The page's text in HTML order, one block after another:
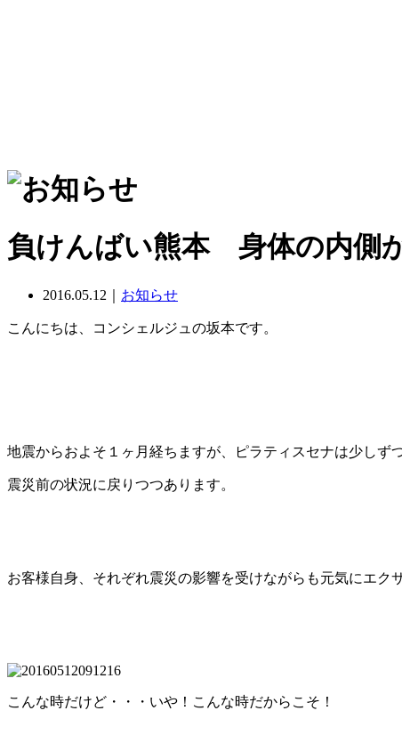
負けんばい熊本 身体の内側
2016.05.12｜ お知らせ
こんにちは、コンシェルジュの坂本です。
地震からおよそ１ヶ月経ちますが、ピラティスセナは少しず
震災前の状況に戻りつつあります。
お客様自身、それぞれ震災の影響を受けながらも元気にエク
こんな時だけど・・・いや！こんな時だからこそ！